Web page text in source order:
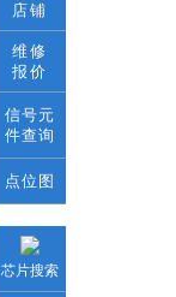
店铺
维修
报价
信号元
件查询
点位图
芯片搜索